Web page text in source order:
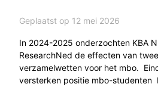
Geplaatst op 12 mei 2026
In 2024-2025 onderzochten KBA
ResearchNed de effecten van
verzamelwetten voor het mbo.
versterken positie mbo-studenten